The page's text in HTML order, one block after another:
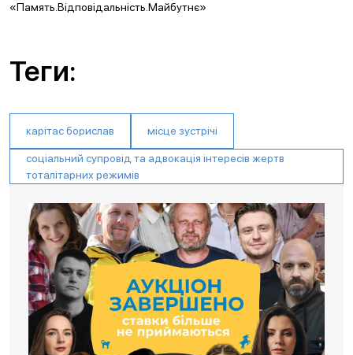
«Память.Відповідальність.Майбутнє»
Теги:
карітас борислав місце зустрічі
соціальний супровід та адвокація інтересів жертв
тоталітарних режимів